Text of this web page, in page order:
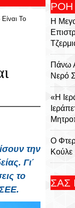
Το
την
Γι΄
το
ΡΟΗ
Η
Πάνω
Νερό
«Η
Ο
Κούλε
ΣΑΣ